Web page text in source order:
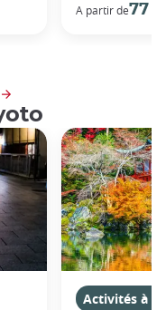
A partir de77 €
Activités à